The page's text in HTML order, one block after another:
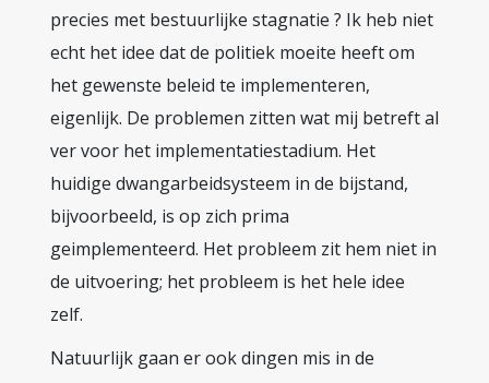
precies met bestuurlijke stagnatie ? Ik heb niet
echt het idee dat de politiek moeite heeft om
het gewenste beleid te implementeren,
eigenlijk. De problemen zitten wat mij betreft al
ver voor het implementatiestadium. Het
huidige dwangarbeidsysteem in de bijstand,
bijvoorbeeld, is op zich prima
geimplementeerd. Het probleem zit hem niet in
de uitvoering; het probleem is het hele idee
zelf.
Natuurlijk gaan er ook dingen mis in de